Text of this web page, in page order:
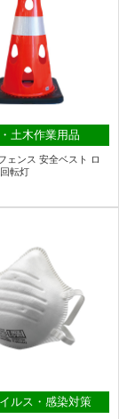
土木作業用品
ェンス 安全ベスト ロ
転灯
ルス・感染対策